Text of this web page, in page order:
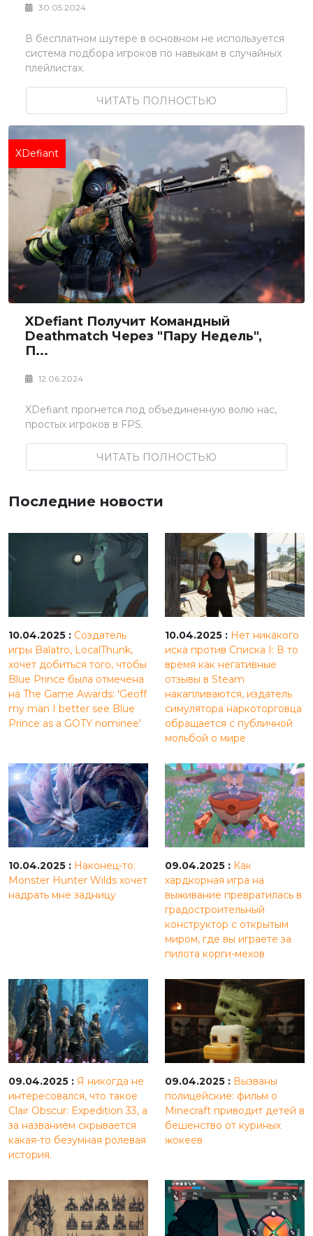
30.05.2024
В бесплатном шутере в основном не используется
система подбора игроков по навыкам в случайных
плейлистах.
ЧИТАТЬ ПОЛНОСТЬЮ
XDefiant
XDefiant Получит Командный
Deathmatch Через "пару Недель",
П...
12.06.2024
XDefiant прогнется под объединенную волю нас,
простых игроков в FPS.
ЧИТАТЬ ПОЛНОСТЬЮ
Последние новости
10.04.2025 : Создатель
игры Balatro, LocalThunk,
хочет добиться того, чтобы
Blue Prince была отмечена
на The Game Awards: 'Geoff
my man I better see Blue
Prince as a GOTY nominee'
10.04.2025 : Нет никакого
иска против Списка I: В то
время как негативные
отзывы в Steam
накапливаются, издатель
симулятора наркоторговца
обращается с публичной
мольбой о мире
10.04.2025 : Наконец-то:
Monster Hunter Wilds хочет
надрать мне задницу
09.04.2025 : Как
хардкорная игра на
выживание превратилась в
градостроительный
конструктор с открытым
миром, где вы играете за
пилота корги-мехов
09.04.2025 : Я никогда не
интересовался, что такое
Clair Obscur: Expedition 33, а
за названием скрывается
какая-то безумная ролевая
история.
09.04.2025 : Вызваны
полицейские: фильм о
Minecraft приводит детей в
бешенство от куриных
жокеев